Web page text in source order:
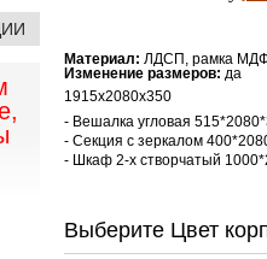
Материал: ЛДСП, рамка
Изменение размеров: да
1915х2080х350
- Вешалка угловая
- Секция с зеркалом
- Шкаф 2-х створчатый
Выберите Цвет